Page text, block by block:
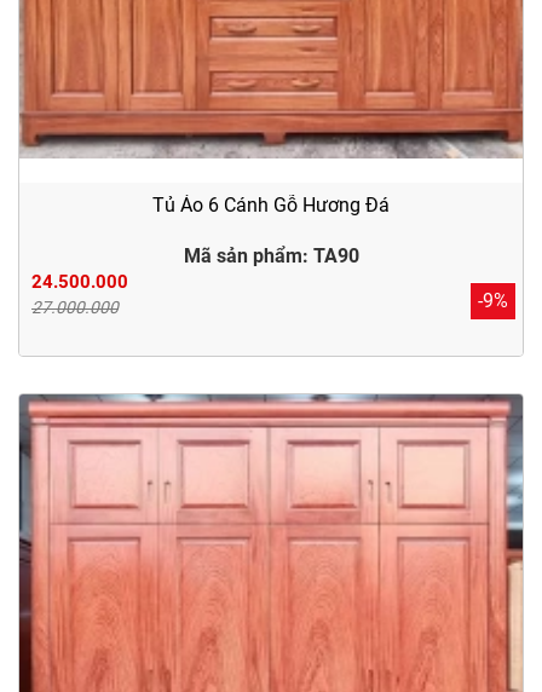
Tủ Áo 6 Cánh Gỗ Hương Đá
Mã sản phẩm: TA90
24.500.000
27.000.000 -9%